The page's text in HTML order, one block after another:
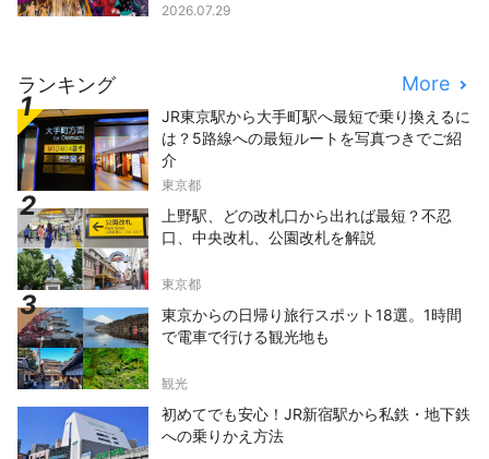
2026.07.29
ランキング More
JR東京駅から大手町駅へ最短で乗り換えるに
は？5路線への最短ルートを写真つきでご紹
介
東京都
上野駅、どの改札口から出れば最短？不忍
口、中央改札、公園改札を解説
東京都
東京からの日帰り旅行スポット18選。1時間
で電車で行ける観光地も
観光
初めてでも安心！JR新宿駅から私鉄・地下鉄
への乗りかえ方法